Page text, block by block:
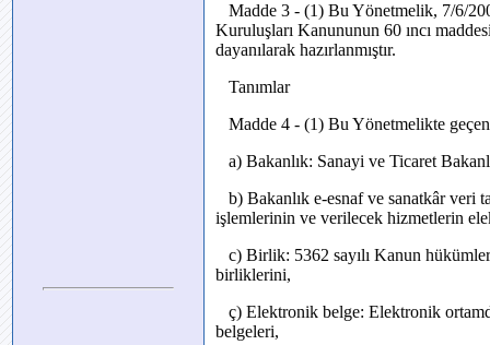
Madde 3 - (1) Bu Yönetmelik, 7/6/
Kuruluşları Kanununun 60 ıncı
dayanılarak hazırlanmıştır.
Tanımlar
Madde 4 - (1) Bu Yönetmelikte
a) Bakanlık: Sanayi ve Ticaret
b) Bakanlık e-esnaf ve sanatkâr veri
işlemlerinin ve verilecek hizmetlerin
c) Birlik: 5362 sayılı Kanun
birliklerini,
ç) Elektronik belge: Elektronik
belgeleri,